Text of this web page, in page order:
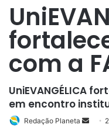
com a
UniEVANGÉLICA
em encontro
Redação Planeta